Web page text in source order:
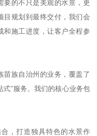
要的不只是美观的水景，更
目规划到最终交付，我们会
和施工进度，让客户全程参
苗族自治州的业务，覆盖了
式”服务。我们的核心业务包
，打造独具特色的水景作